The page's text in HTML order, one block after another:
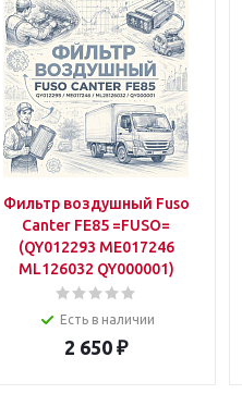
Фильтр воздушный Fuso
Canter FE85 =FUSO=
(QY012293 ME017246
ML126032 QY000001)
Есть в наличии
2 650 ₽